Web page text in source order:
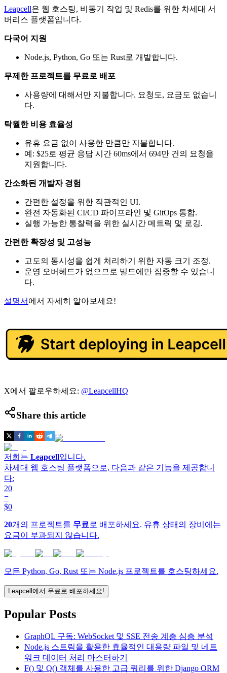
Leapcell은 웹 호스팅, 비동기 작업 및 Redis를 위한 차세대 서
버리스 플랫폼입니다.
다국어 지원
Node.js, Python, Go 또는 Rust로 개발합니다.
무제한 프로젝트를 무료로 배포
사용량에 대해서만 지불합니다. 요청도, 요금도 없습니
다.
탁월한 비용 효율성
유휴 요금 없이 사용한 만큼만 지불합니다.
예: $25로 평균 응답 시간 60ms에서 694만 건의 요청을
지원합니다.
간소화된 개발자 경험
간편한 설정을 위한 직관적인 UI.
완전 자동화된 CI/CD 파이프라인 및 GitOps 통합.
실행 가능한 통찰력을 위한 실시간 메트릭 및 로깅.
간편한 확장성 및 고성능
고도의 동시성을 쉽게 처리하기 위한 자동 크기 조정.
운영 오버헤드가 없으므로 빌드에만 집중할 수 있습니
다.
설명서 에서 자세히 알아보세요!
X에서 팔로우하세요: @LeapcellHQ
Share this article
저희는 Leapcell입니다.
차세대 웹 호스팅 플랫폼으로, 다음과 같은 기능을 제공합니
다:
20
=
$0
20개의 프로젝트를 무료 로 배포하세요. 유휴 상태의 장비에는
요금이 부과되지 않습니다.
모든 Python, Go, Rust 또는 Node.js 프로젝트를 호스팅하세요.
Leapcell에서 무료로 배포하세요!
Popular Posts
GraphQL 구독: WebSocket 및 SSE 전송 계층 심층 분석
Node.js 스트림을 활용한 효율적인 대용량 파일 및 네트
워크 데이터 처리 마스터하기
F() 및 Q() 객체를 사용한 고급 쿼리를 위한 Django ORM